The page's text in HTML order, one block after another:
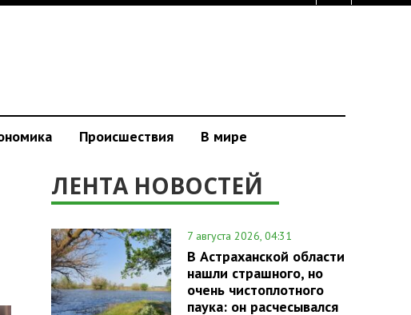
Происшествия В мире
ЛЕНТА НОВОСТЕЙ
7 августа 2026, 04:31
В Астраханской области
нашли страшного, но
очень чистоплотного
паука: он расчесывался